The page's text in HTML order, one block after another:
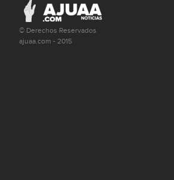
© Derechos Reservados
ajuaa.com - 2015